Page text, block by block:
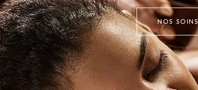
NOS SOINS